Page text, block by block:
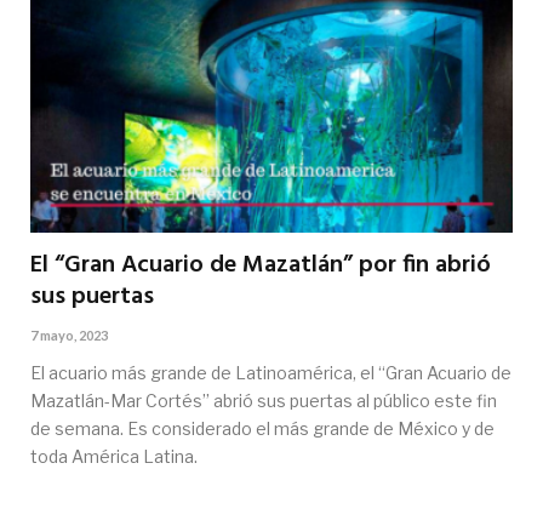
El “Gran Acuario de Mazatlán” por fin abrió
sus puertas
7 mayo, 2023
El acuario más grande de Latinoamérica, el “Gran Acuario de
Mazatlán-Mar Cortés” abrió sus puertas al público este fin
de semana. Es considerado el más grande de México y de
toda América Latina.